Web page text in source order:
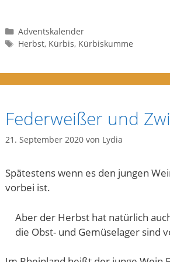
Kategorien
Adventskalender
Schlagwörter
Herbst, Kürbis, Kürbiskumme
Federweißer und
21. September 2020 von Lydia
Spätestens wenn es den jungen
vorbei ist.
Aber der Herbst hat natürlich
die Obst- und Gemüselager sind